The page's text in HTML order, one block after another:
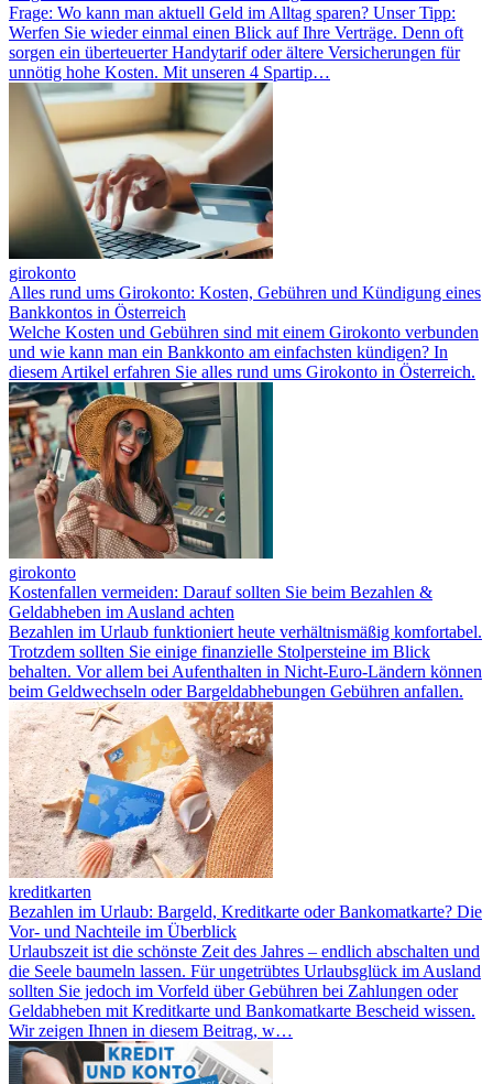
Frage: Wo kann man aktuell Geld im Alltag sparen? Unser Tipp:
Werfen Sie wieder einmal einen Blick auf Ihre Verträge. Denn oft
sorgen ein überteuerter Handytarif oder ältere Versicherungen für
unnötig hohe Kosten. Mit unseren 4 Spartip…
girokonto
Alles rund ums Girokonto: Kosten, Gebühren und Kündigung eines
Bankkontos in Österreich
Welche Kosten und Gebühren sind mit einem Girokonto verbunden
und wie kann man ein Bankkonto am einfachsten kündigen? In
diesem Artikel erfahren Sie alles rund ums Girokonto in Österreich.
girokonto
Kostenfallen vermeiden: Darauf sollten Sie beim Bezahlen &
Geldabheben im Ausland achten
Bezahlen im Urlaub funktioniert heute verhältnismäßig komfortabel.
Trotzdem sollten Sie einige finanzielle Stolpersteine im Blick
behalten. Vor allem bei Aufenthalten in Nicht-Euro-Ländern können
beim Geldwechseln oder Bargeldabhebungen Gebühren anfallen.
kreditkarten
Bezahlen im Urlaub: Bargeld, Kreditkarte oder Bankomatkarte? Die
Vor- und Nachteile im Überblick
Urlaubszeit ist die schönste Zeit des Jahres – endlich abschalten und
die Seele baumeln lassen. Für ungetrübtes Urlaubsglück im Ausland
sollten Sie jedoch im Vorfeld über Gebühren bei Zahlungen oder
Geldabheben mit Kreditkarte und Bankomatkarte Bescheid wissen.
Wir zeigen Ihnen in diesem Beitrag, w…